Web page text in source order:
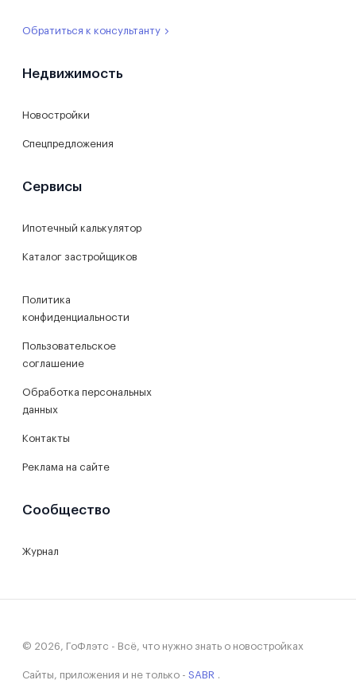
Обратиться к консультанту
Недвижимость
Новостройки
Спецпредложения
Сервисы
Ипотечный калькулятор
Каталог застройщиков
Политика
конфиденциальности
Пользовательское
соглашение
Обработка персональных
данных
Контакты
Реклама на сайте
Сообщество
Журнал
© 2026, ГоФлэтс - Всё, что нужно знать о новостройках
Сайты, приложения и не только - SABR